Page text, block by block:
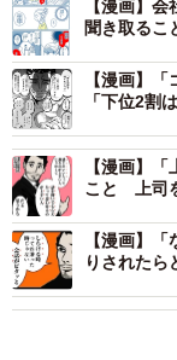
【漫画】
聞き取る
【漫画】
「下位2割
【漫画】
こと 上司
【漫画】
りされたら